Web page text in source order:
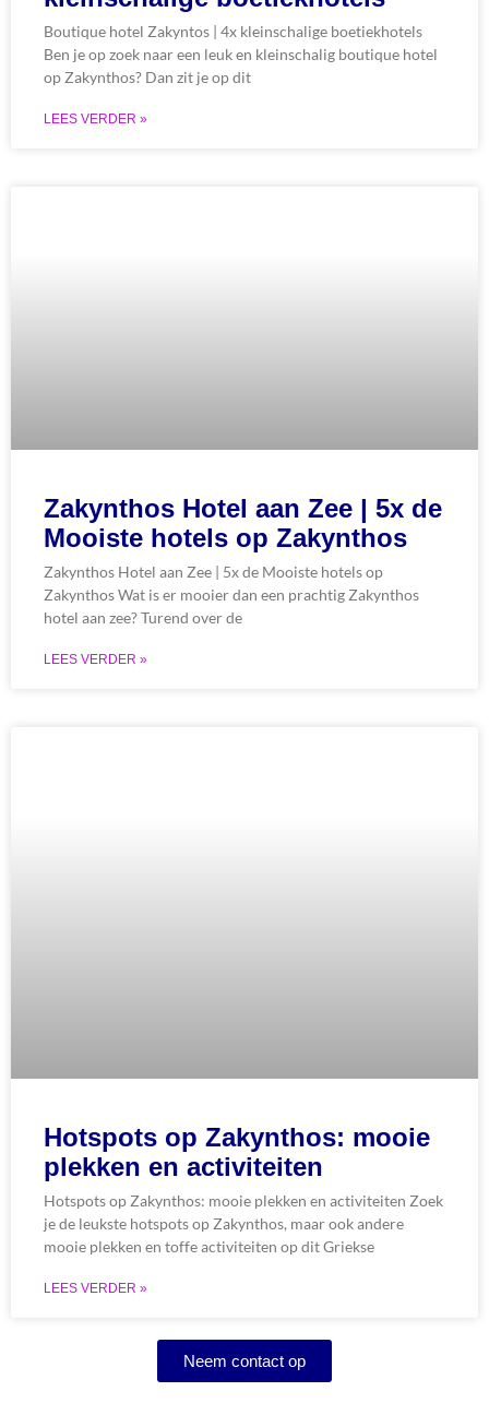
Boutique hotel Zakyntos | 4x kleinschalige boetiekhotels
Ben je op zoek naar een leuk en kleinschalig boutique hotel
op Zakynthos? Dan zit je op dit
LEES VERDER »
Zakynthos Hotel aan Zee | 5x de
Mooiste hotels op Zakynthos
Zakynthos Hotel aan Zee | 5x de Mooiste hotels op
Zakynthos Wat is er mooier dan een prachtig Zakynthos
hotel aan zee? Turend over de
LEES VERDER »
Hotspots op Zakynthos: mooie
plekken en activiteiten
Hotspots op Zakynthos: mooie plekken en activiteiten Zoek
je de leukste hotspots op Zakynthos, maar ook andere
mooie plekken en toffe activiteiten op dit Griekse
LEES VERDER »
Neem contact op